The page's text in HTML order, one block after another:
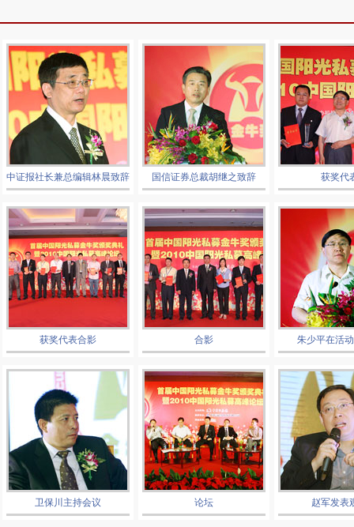
中证报社长兼总编辑林晨致辞 国信证券总裁胡继之致辞 获奖代
获奖代表合影 合影 朱少平在活
卫保川主持会议 论坛 赵军发表